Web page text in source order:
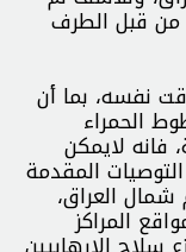
من قبل الطرف
نفسه، بما أن
الحمراء
فانه لايمكن
المقدمة
شمال العراق،
المراكز